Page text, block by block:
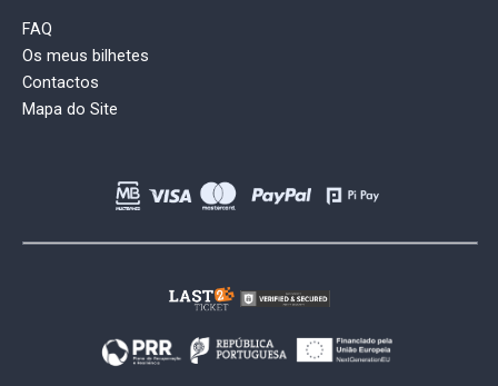
FAQ
Os meus bilhetes
Contactos
Mapa do Site